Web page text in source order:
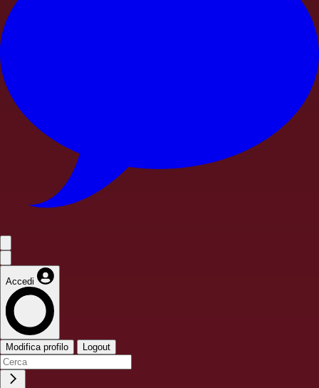
Accedi
Modifica profilo Logout